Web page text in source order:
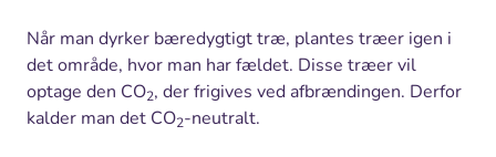
Når man dyrker bæredygtigt træ, plantes træer igen i
det område, hvor man har fældet. Disse træer vil
optage den CO2, der frigives ved afbrændingen. Derfor
kalder man det CO2-neutralt.